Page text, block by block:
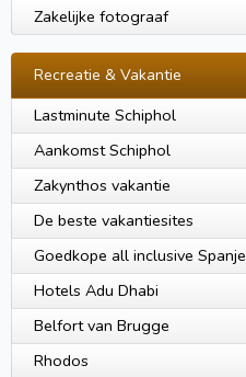
Zakelijke fotograaf
Recreatie & Vakantie
Lastminute Schiphol
Aankomst Schiphol
Zakynthos vakantie
De beste vakantiesites
Goedkope all inclusive Spanje
Hotels Adu Dhabi
Belfort van Brugge
Rhodos